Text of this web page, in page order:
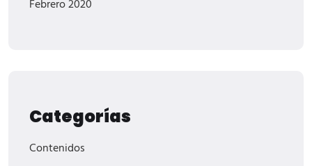
Febrero 2020
Categorías
Contenidos